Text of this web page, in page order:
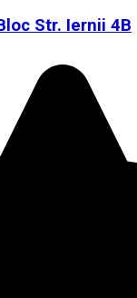
Str. Iernii 4B